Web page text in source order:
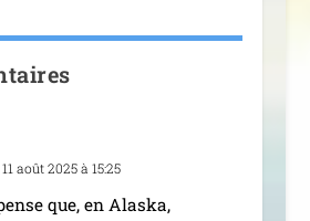
août 2025 à 15:25
que, en Alaska,